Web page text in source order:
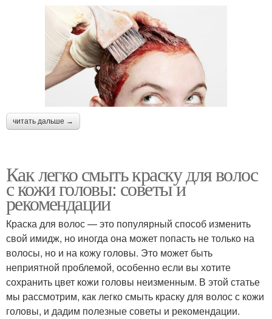
читать дальше →
Как легко смыть краску для волос
с кожи головы: советы и
рекомендации
Краска для волос — это популярный способ изменить
свой имидж, но иногда она может попасть не только на
волосы, но и на кожу головы. Это может быть
неприятной проблемой, особенно если вы хотите
сохранить цвет кожи головы неизменным. В этой статье
мы рассмотрим, как легко смыть краску для волос с кожи
головы, и дадим полезные советы и рекомендации.